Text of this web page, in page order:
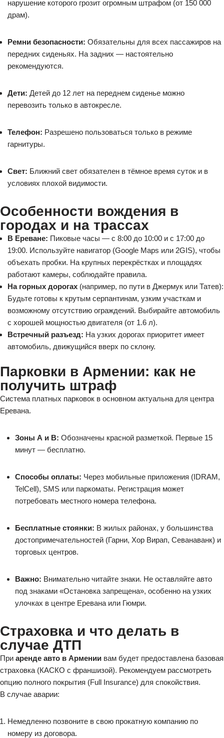
нарушение которого грозит огромным штрафом (от 150 000
драм).
Ремни безопасности: Обязательны для всех пассажиров на
передних сиденьях. На задних — настоятельно
рекомендуются.
Дети: Детей до 12 лет на переднем сиденье можно
перевозить только в автокресле.
Телефон: Разрешено пользоваться только в режиме
гарнитуры.
Свет: Ближний свет обязателен в тёмное время суток и в
условиях плохой видимости.
Особенности вождения в
городах и на трассах
В Ереване: Пиковые часы — с 8:00 до 10:00 и с 17:00 до
19:00. Используйте навигатор (Google Maps или 2GIS), чтобы
объехать пробки. На крупных перекрёстках и площадях
работают камеры, соблюдайте правила.
На горных дорогах (например, по пути в Джермук или Татев):
Будьте готовы к крутым серпантинам, узким участкам и
возможному отсутствию ограждений. Выбирайте автомобиль
с хорошей мощностью двигателя (от 1.6 л).
Встречный разъезд: На узких дорогах приоритет имеет
автомобиль, движущийся вверх по склону.
Парковки в Армении: как не
получить штраф
Система платных парковок в основном актуальна для центра
Еревана.
Зоны А и B: Обозначены красной разметкой. Первые 15
минут — бесплатно.
Способы оплаты: Через мобильные приложения (IDRAM,
TelCell), SMS или паркоматы. Регистрация может
потребовать местного номера телефона.
Бесплатные стоянки: В жилых районах, у большинства
достопримечательностей (Гарни, Хор Вирап, Севанаванк) и
торговых центров.
Важно: Внимательно читайте знаки. Не оставляйте авто
под знаками «Остановка запрещена», особенно на узких
улочках в центре Еревана или Гюмри.
Страховка и что делать в
случае ДТП
При аренде авто в Армении вам будет предоставлена базовая
страховка (КАСКО с франшизой). Рекомендуем рассмотреть
опцию полного покрытия (Full Insurance) для спокойствия.
В случае аварии:
Немедленно позвоните в свою прокатную компанию по
номеру из договора.